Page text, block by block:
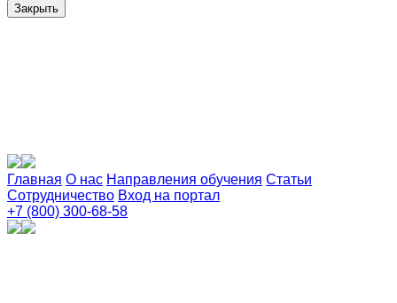
Закрыть
Главная О нас Направления обучения Статьи
Сотрудничество Вход на портал
+7 (800) 300-68-58